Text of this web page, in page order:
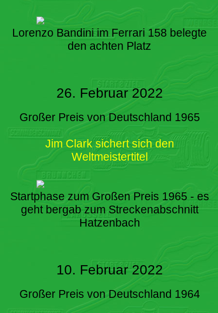
Lorenzo Bandini im Ferrari 158 belegte
den achten Platz
26. Februar 2022
Großer Preis von Deutschland 1965
Jim Clark sichert sich den
Weltmeistertitel
Startphase zum Großen Preis 1965 - es
geht bergab zum Streckenabschnitt
Hatzenbach
10. Februar 2022
Großer Preis von Deutschland 1964